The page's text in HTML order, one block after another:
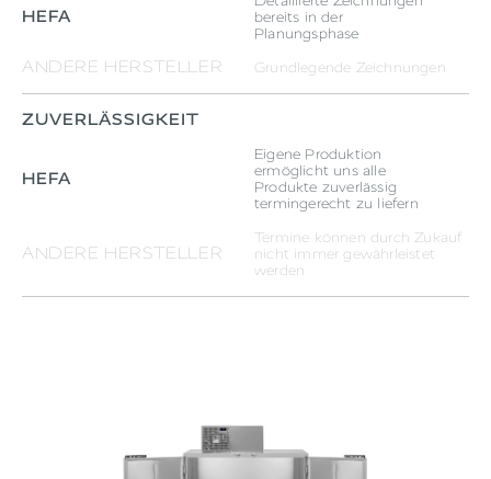
HEFA
bereits in der
Planungsphase
ANDERE HERSTELLER Grundlegende Zeichnungen
ZUVERLÄSSIGKEIT
HEFA
Eigene Produktion
ermöglicht uns alle
Produkte zuverlässig
termingerecht zu liefern
ANDERE HERSTELLER
Termine können durch Zukauf
nicht immer gewährleistet
werden